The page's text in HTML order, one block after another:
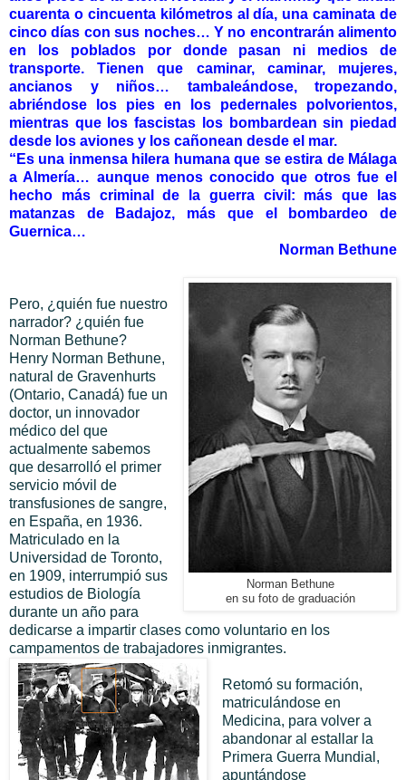
cuarenta o cincuenta kilómetros al día, una caminata de
cinco días con sus noches… Y no encontrarán alimento
en los poblados por donde pasan ni medios de
transporte. Tienen que caminar, caminar, mujeres,
ancianos y niños… tambaleándose, tropezando,
abriéndose los pies en los pedernales polvorientos,
mientras que los fascistas los bombardean sin piedad
desde los aviones y los cañonean desde el mar.
“Es una inmensa hilera humana que se estira de Málaga
a Almería… aunque menos conocido que otros fue el
hecho más criminal de la guerra civil: más que las
matanzas de Badajoz, más que el bombardeo de
Guernica…
Norman Bethune
Norman Bethune
en su foto de graduación
Pero, ¿quién fue nuestro
narrador? ¿quién fue
Norman Bethune?
Henry Norman Bethune,
natural de Gravenhurts
(Ontario, Canadá) fue un
doctor, un innovador
médico del que
actualmente sabemos
que desarrolló el primer
servicio móvil de
transfusiones de sangre,
en España, en 1936.
Matriculado en la
Universidad de Toronto,
en 1909, interrumpió sus
estudios de Biología
durante un año para
dedicarse a impartir clases como voluntario en los
campamentos de trabajadores inmigrantes.
Retomó su formación,
matriculándose en
Medicina, para volver a
abandonar al estallar la
Primera Guerra Mundial,
apuntándose